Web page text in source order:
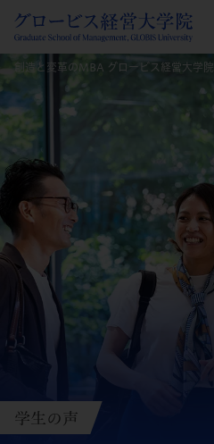
創造と変革のMBA グロービス経営大学院
学生の声